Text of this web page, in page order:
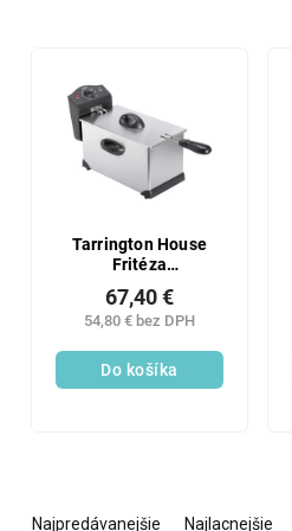
Tarrington House
Fritéza
FR2000/2200E 1 ks
54,80 € bez DPH
67,40 €
Do košíka
Najpredávanejšie Najlacnejšie